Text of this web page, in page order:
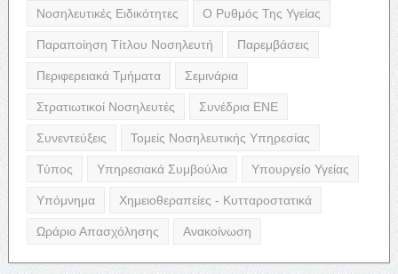
Νοσηλευτικές Ειδικότητες Ο Ρυθμός Της Υγείας
Παραποίηση Τίτλου Νοσηλευτή Παρεμβάσεις
Περιφερειακά Τμήματα Σεμινάρια
Στρατιωτικοί Νοσηλευτές Συνέδρια ΕΝΕ
Συνεντεύξεις Τομείς Νοσηλευτικής Υπηρεσίας
Τύπος Υπηρεσιακά Συμβούλια Υπουργείο Υγείας
Υπόμνημα Χημειοθεραπείες - Κυτταροστατικά
Ωράριο Απασχόλησης Ανακοίνωση